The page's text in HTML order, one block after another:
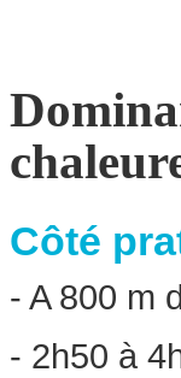
Côté
- A 800 m
- 2h50 à